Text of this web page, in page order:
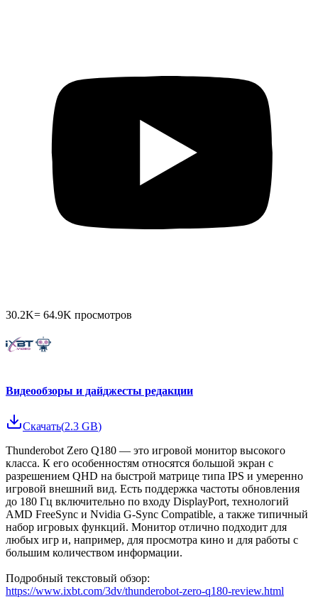
30.2K= 64.9K просмотров
Видеообзоры и дайджесты редакции
Скачать(2.3 GB)
Thunderobot Zero Q180 — это игровой монитор высокого
класса. К его особенностям относятся большой экран с
разрешением QHD на быстрой матрице типа IPS и умеренно
игровой внешний вид. Есть поддержка частоты обновления
до 180 Гц включительно по входу DisplayPort, технологий
AMD FreeSync и Nvidia G-Sync Compatible, а также типичный
набор игровых функций. Монитор отлично подходит для
любых игр и, например, для просмотра кино и для работы с
большим количеством информации.
Подробный текстовый обзор:
https://www.ixbt.com/3dv/thunderobot-zero-q180-review.html